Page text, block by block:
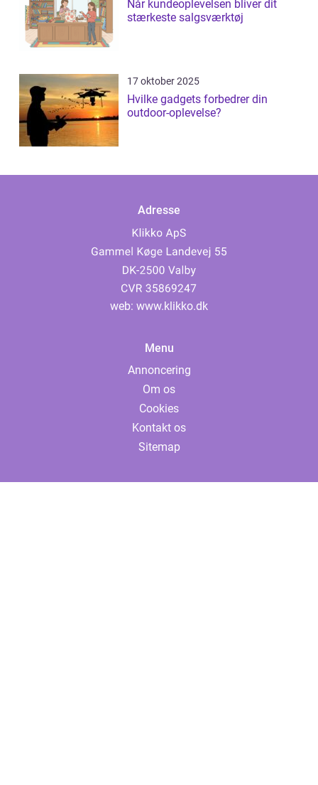
Når kundeoplevelsen bliver dit
stærkeste salgsværktøj
17 oktober 2025
Hvilke gadgets forbedrer din
outdoor-oplevelse?
Adresse
web: www.klikko.dk
Menu
Annoncering
Om os
Cookies
Kontakt os
Sitemap